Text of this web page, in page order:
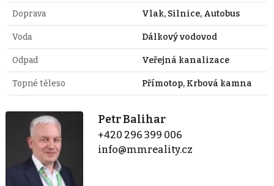
Doprava Vlak, Silnice, Autobus
Voda Dálkový vodovod
Odpad Veřejná kanalizace
Topné těleso Přímotop, Krbová kamna
Petr Balihar
+420 296 399 006
info@mmreality.cz